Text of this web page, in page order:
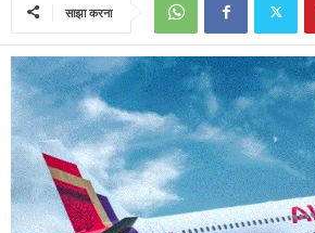
साझा करना